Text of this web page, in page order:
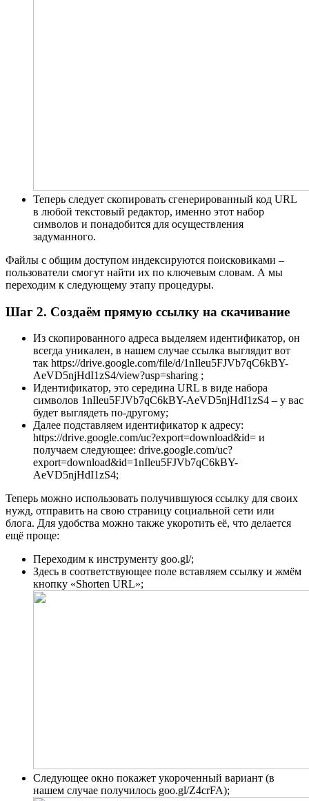
Теперь следует скопировать сгенерированный код URL
в любой текстовый редактор, именно этот набор
символов и понадобится для осуществления
задуманного.
Файлы с общим доступом индексируются поисковиками –
пользователи смогут найти их по ключевым словам. А мы
переходим к следующему этапу процедуры.
Шаг 2. Создаём прямую ссылку на скачивание
Из скопированного адреса выделяем идентификатор, он
всегда уникален, в нашем случае ссылка выглядит вот
так https://drive.google.com/file/d/1nIleu5FJVb7qC6kBY-
AeVD5njHdI1zS4/view?usp=sharing ;
Идентификатор, это середина URL в виде набора
символов 1nIleu5FJVb7qC6kBY-AeVD5njHdI1zS4 – у вас
будет выглядеть по-другому;
Далее подставляем идентификатор к адресу:
https://drive.google.com/uc?export=download&id= и
получаем следующее: drive.google.com/uc?
export=download&id=1nIleu5FJVb7qC6kBY-
AeVD5njHdI1zS4;
Теперь можно использовать получившуюся ссылку для своих
нужд, отправить на свою страницу социальной сети или
блога. Для удобства можно также укоротить её, что делается
ещё проще:
Переходим к инструменту goo.gl/;
Здесь в соответствующее поле вставляем ссылку и жмём
кнопку «Shorten URL»;
Следующее окно покажет укороченный вариант (в
нашем случае получилось goo.gl/Z4crFA);